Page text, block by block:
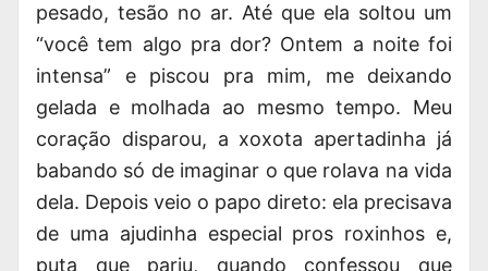
pesado, tesão no ar. Até que ela soltou um
“você tem algo pra dor? Ontem a noite foi
intensa” e piscou pra mim, me deixando
gelada e molhada ao mesmo tempo. Meu
coração disparou, a xoxota apertadinha já
babando só de imaginar o que rolava na vida
dela. Depois veio o papo direto: ela precisava
de uma ajudinha especial pros roxinhos e,
puta que pariu, quando confessou que